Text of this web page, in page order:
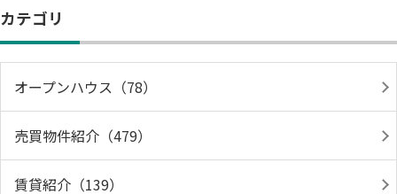
カテゴリ
オープンハウス（78）
売買物件紹介（479）
賃貸紹介（139）